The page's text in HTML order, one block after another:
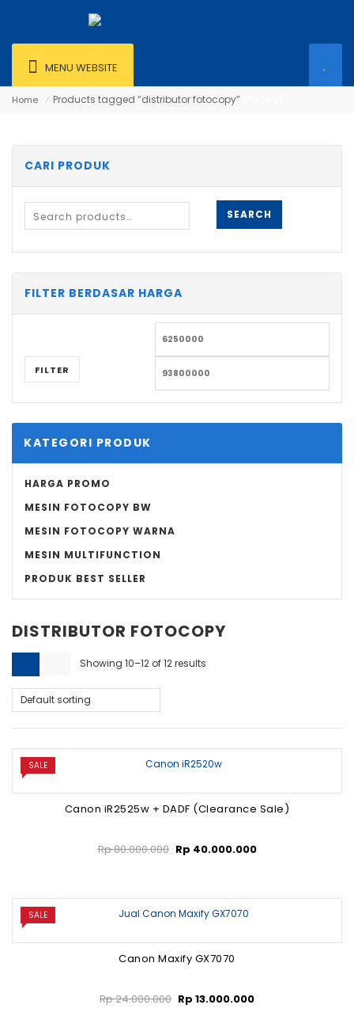
MENU WEBSITE
Home ⁄ Products tagged “distributor fotocopy”
CARI PRODUK
SEARCH
FILTER BERDASAR HARGA
FILTER
KATEGORI PRODUK
HARGA PROMO
MESIN FOTOCOPY BW
MESIN FOTOCOPY WARNA
MESIN MULTIFUNCTION
PRODUK BEST SELLER
DISTRIBUTOR FOTOCOPY
Showing 10–12 of 12 results
SALE
Canon iR2525w + DADF (Clearance Sale)
Rp80.000.000 Rp 40.000.000
SALE
Canon Maxify GX7070
Rp24.000.000 Rp 13.000.000